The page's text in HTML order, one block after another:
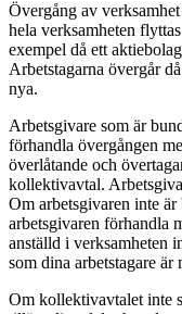
Övergång av
hela verksamheten
exempel då ett
Arbetstagarna övergår
nya.
Arbetsgivare som är
förhandla övergången
överlåtande och
kollektivavtal.
Om arbetsgivaren inte
arbetsgivaren förhandla
anställd i verksamheten
som dina arbetstagare är
Om kollektivavtalet inte